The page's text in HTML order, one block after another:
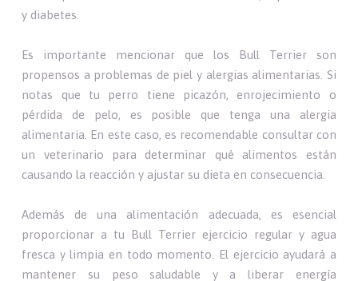
y diabetes.
Es importante mencionar que los Bull Terrier son
propensos a problemas de piel y alergias alimentarias. Si
notas que tu perro tiene picazón, enrojecimiento o
pérdida de pelo, es posible que tenga una alergia
alimentaria. En este caso, es recomendable consultar con
un veterinario para determinar qué alimentos están
causando la reacción y ajustar su dieta en consecuencia.
Además de una alimentación adecuada, es esencial
proporcionar a tu Bull Terrier ejercicio regular y agua
fresca y limpia en todo momento. El ejercicio ayudará a
mantener su peso saludable y a liberar energía